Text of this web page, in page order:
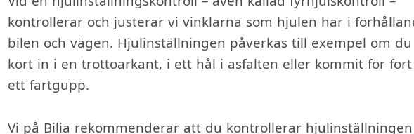
kontrollerar och justerar vi vinklarna som hjulen har i
bilen och vägen. Hjulinställningen påverkas till exempel om
kört in i en trottoarkant, i ett hål i asfalten eller kommit för
ett fartgupp.
Vi på Bilia rekommenderar att du kontrollerar